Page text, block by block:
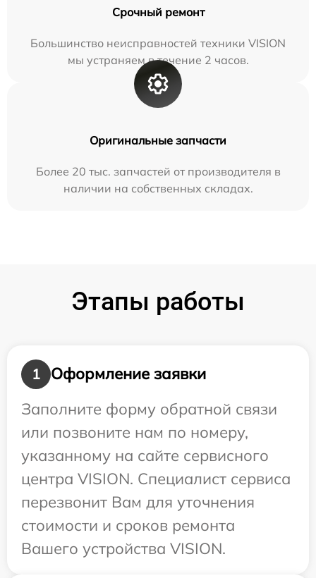
Срочный ремонт
Большинство неисправностей техники VISION
мы устраняем в течение 2 часов.
Оригинальные запчасти
Более 20 тыс. запчастей от производителя в
наличии на собственных складах.
Этапы работы
1
Оформление заявки
Заполните форму обратной связи
или позвоните нам по номеру,
указанному на сайте сервисного
центра VISION. Специалист сервиса
перезвонит Вам для уточнения
стоимости и сроков ремонта
Вашего устройства VISION.